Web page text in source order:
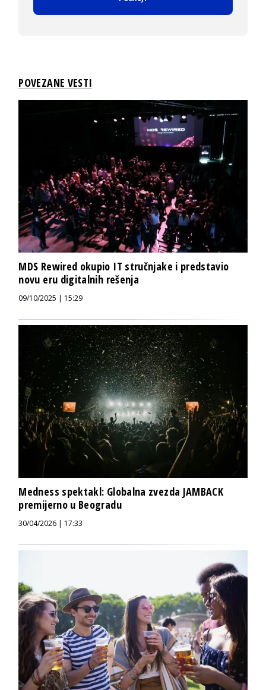
POVEZANE VESTI
MDS Rewired okupio IT stručnjake i predstavio
novu eru digitalnih rešenja
09/10/2025 | 15:29
Medness spektakl: Globalna zvezda JAMBACK
premijerno u Beogradu
30/04/2026 | 17:33